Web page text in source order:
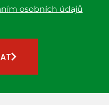
osobních údajů